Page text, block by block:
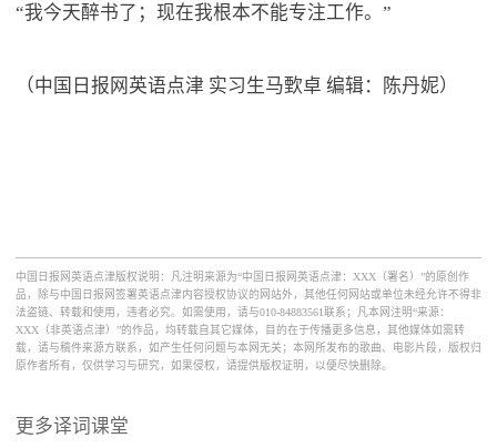
“我今天醉书了；现在我根本不能专注工作。”
（中国日报网英语点津 实习生马歅卓 编辑：陈丹妮）
中国日报网英语点津版权说明：凡注明来源为“中国日报网英语点津：XXX（署名）”的原创作
品，除与中国日报网签署英语点津内容授权协议的网站外，其他任何网站或单位未经允许不得非
法盗链、转载和使用，违者必究。如需使用，请与010-84883561联系；凡本网注明“来源：
XXX（非英语点津）”的作品，均转载自其它媒体，目的在于传播更多信息，其他媒体如需转
载，请与稿件来源方联系，如产生任何问题与本网无关；本网所发布的歌曲、电影片段，版权归
原作者所有，仅供学习与研究，如果侵权，请提供版权证明，以便尽快删除。
更多译词课堂